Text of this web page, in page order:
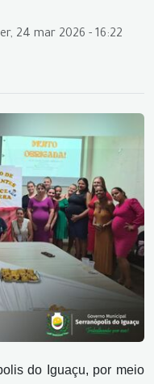
24 mar 2026 - 16:22
do Iguaçu, por meio